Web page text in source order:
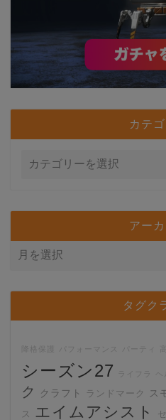
カテ
アー
タグク
降格保護 パフォーマンス
シーズン27 ライフラ
ク
クラフト ランドマーク ス
ス エイムアシスト